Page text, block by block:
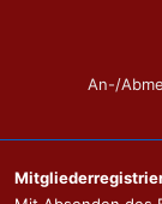
Footer-
An-/